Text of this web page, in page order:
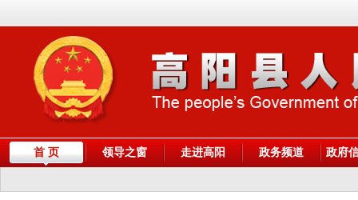
首 页 领导之窗 走进高阳 政务频道 政府